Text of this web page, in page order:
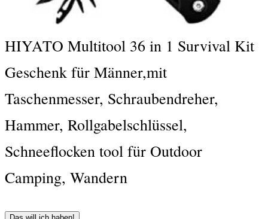
HIYATO Multitool 36 in 1 Survival Kit
Geschenk für Männer,mit
Taschenmesser, Schraubendreher,
Hammer, Rollgabelschlüssel,
Schneeflocken tool für Outdoor
Camping, Wandern